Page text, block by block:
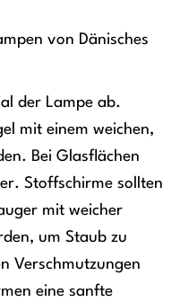
von Dänisches
der Lampe ab.
mit einem weichen,
Bei Glasflächen
Stoffschirme sollten
mit weicher
um Staub zu
Verschmutzungen
eine sanfte